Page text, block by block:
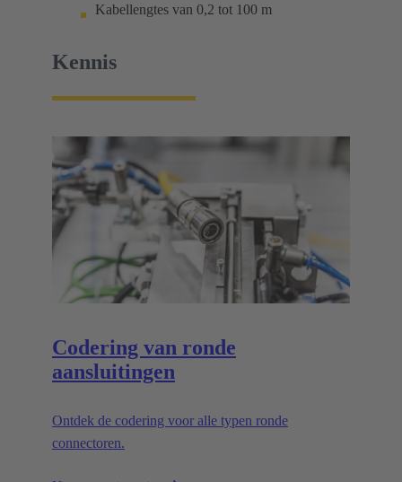
Kabellengtes van 0,2 tot 100 m
Kennis
Codering van ronde
aansluitingen
Ontdek de codering voor alle typen ronde
connectoren.